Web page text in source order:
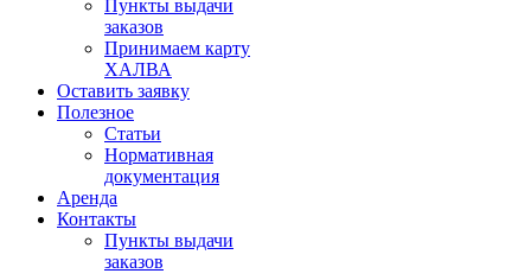
Пункты выдачи
заказов
Принимаем карту
ХАЛВА
Оставить заявку
Полезное
Статьи
Нормативная
документация
Аренда
Контакты
Пункты выдачи
заказов